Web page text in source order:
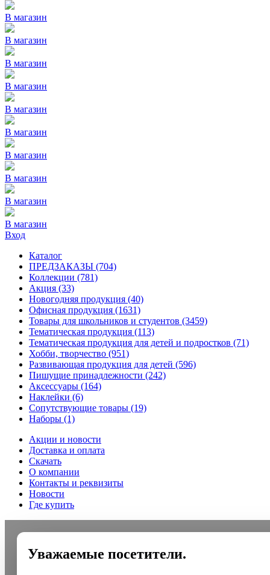
В магазин
В магазин
В магазин
В магазин
В магазин
В магазин
В магазин
В магазин
В магазин
В магазин
Вход
Каталог
ПРЕДЗАКАЗЫ (704)
Коллекции (781)
Акция (33)
Новогодняя продукция (40)
Офисная продукция (1631)
Товары для школьников и студентов (3459)
Тематическая продукция (113)
Тематическая продукция для детей и подростков (71)
Хобби, творчество (951)
Развивающая продукция для детей (596)
Пишущие принадлежности (242)
Аксессуары (164)
Наклейки (6)
Сопутствующие товары (19)
Наборы (1)
Акции и новости
Доставка и оплата
Скачать
О компании
Контакты и реквизиты
Новости
Где купить
Уважаемые посетители.